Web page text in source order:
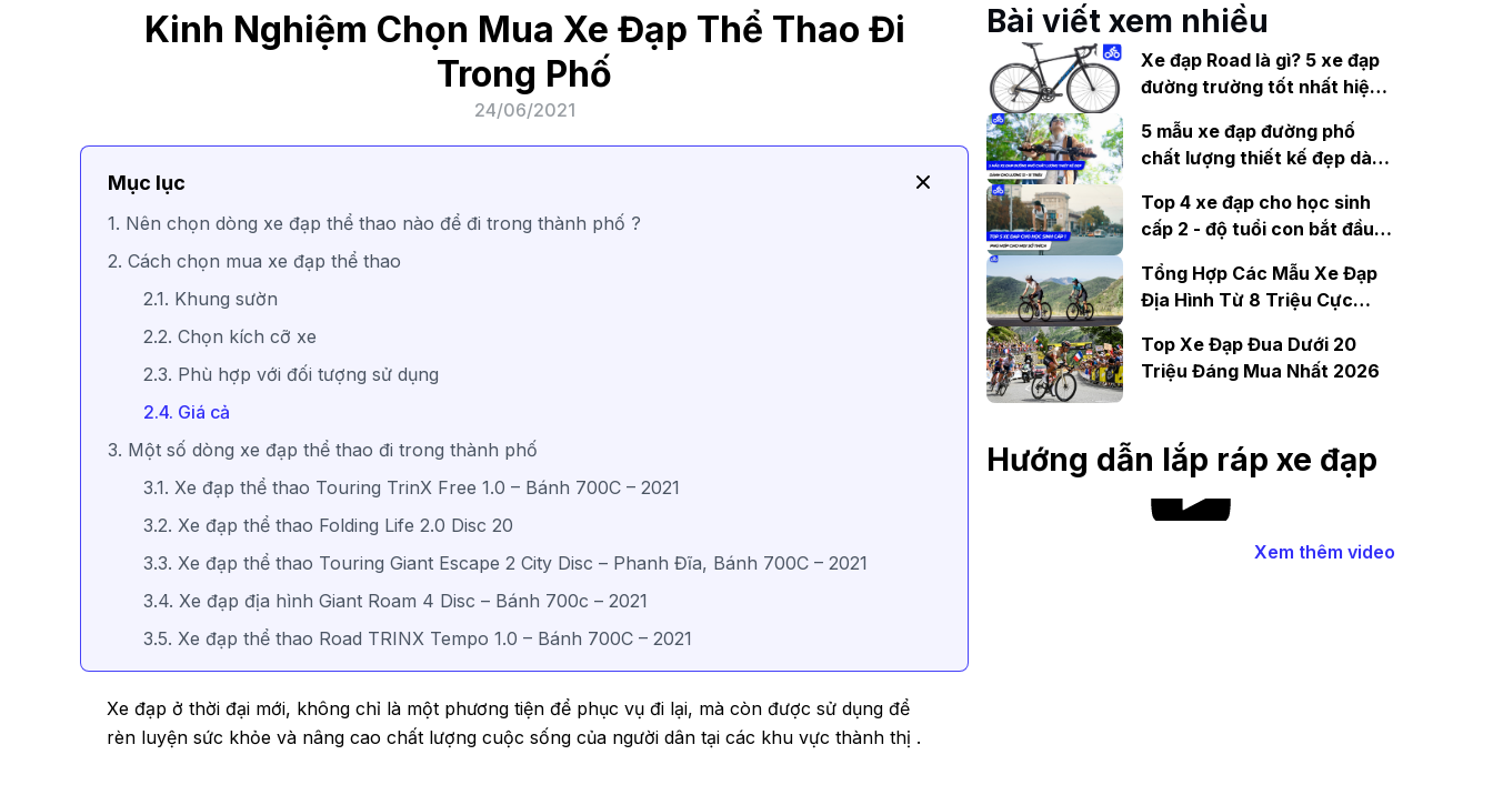
Kinh Nghiệm Chọn Mua Xe Đạp Thể Thao Đi
Trong Phố
24/06/2021
Mục lục
1. Nên chọn dòng xe đạp thể thao nào để đi trong thành phố ?
2. Cách chọn mua xe đạp thể thao
2.1. Khung sườn
2.2. Chọn kích cỡ xe
2.3. Phù hợp với đối tượng sử dụng
2.4. Giá cả
3. Một số dòng xe đạp thể thao đi trong thành phố
3.1. Xe đạp thể thao Touring TrinX Free 1.0 – Bánh 700C – 2021
3.2. Xe đạp thể thao Folding Life 2.0 Disc 20
3.3. Xe đạp thể thao Touring Giant Escape 2 City Disc – Phanh Đĩa, Bánh 700C – 2021
3.4. Xe đạp địa hình Giant Roam 4 Disc – Bánh 700c – 2021
3.5. Xe đạp thể thao Road TRINX Tempo 1.0 – Bánh 700C – 2021
Xe đạp ở thời đại mới, không chỉ là một phương tiện để phục vụ đi lại, mà còn được sử dụng để
rèn luyện sức khỏe và nâng cao chất lượng cuộc sống của người dân tại các khu vực thành thị .
Bài viết xem nhiều
Xe đạp Road là gì? 5 xe đạp
đường trường tốt nhất hiện
5 mẫu xe đạp đường phố
chất lượng thiết kế đẹp dành
Top 4 xe đạp cho học sinh
cấp 2 - độ tuổi con bắt đầu
Tổng Hợp Các Mẫu Xe Đạp
Địa Hình Từ 8 Triệu Cực
Top Xe Đạp Đua Dưới 20
Triệu Đáng Mua Nhất 2026
Hướng dẫn lắp ráp xe đạp
Xem thêm video